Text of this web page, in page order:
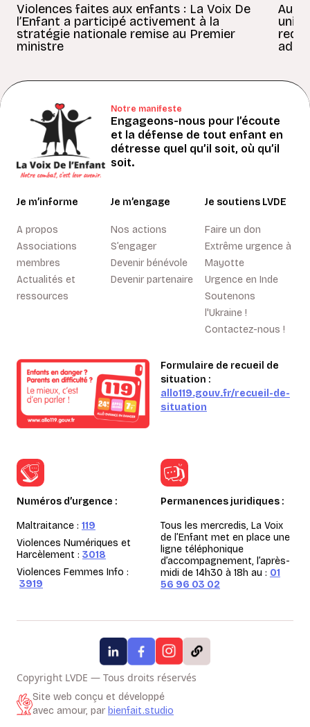
Violences faites aux enfants : La Voix De
l’Enfant a participé activement à la
stratégie nationale remise au Premier
ministre
Au
Notre manifeste
Engageons-nous pour l’écoute
et la défense de tout enfant en
détresse quel qu’il soit, où qu’il
soit.
Je m’informe
A propos
Associations
membres
Actualités et
ressources
Je m’engage
Nos actions
S’engager
Devenir bénévole
Devenir partenaire
Je soutiens LVDE
Faire un don
Extrême urgence à
Mayotte
Urgence en Inde
Soutenons
l'Ukraine !
Contactez-nous !
Formulaire de recueil de
situation :
allo119.gouv.fr/recueil-de-
situation
Numéros d’urgence :
Maltraitance : 119
Violences Numériques et
Harcèlement : 3018
Violences Femmes Info :
3919
Permanences juridiques :
Tous les mercredis, La Voix
de l’Enfant met en place une
ligne téléphonique
d’accompagnement, l’après-
midi de 14h30 à 18h au : 01
56 96 03 02
Copyright LVDE — Tous droits réservés
Site web conçu et développé
avec amour, par bienfait.studio